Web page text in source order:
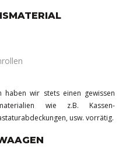
haben wir stets einen gewissen
wie z.B. Kassen-
usw. vorrätig.